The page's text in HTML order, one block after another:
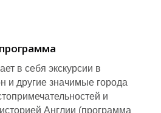
в себя экскурсии в
и другие значимые города
и
Англии (программа